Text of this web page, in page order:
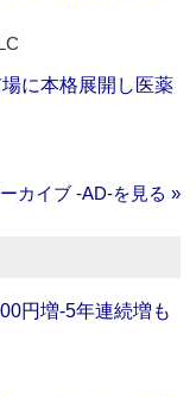
に本格展開し医薬
カイブ ‐AD‐を見る »
円増‐5年連続増も